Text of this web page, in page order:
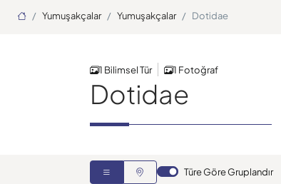
Ana Sayfa
Yumuşakçalar Yumuşakçalar Dotidae
1 Bilimsel Tür 1 Fotoğraf
Dotidae
Türe Göre Gruplandır